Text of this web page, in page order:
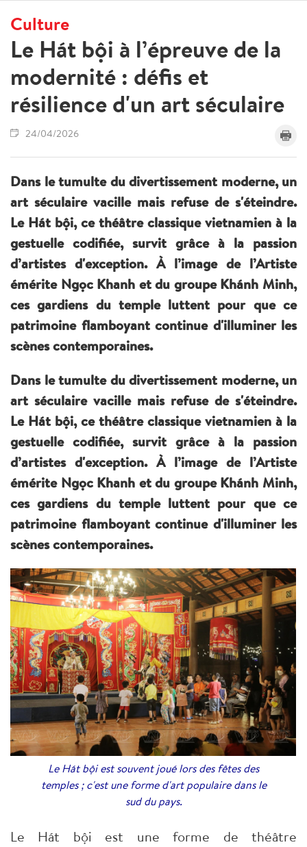
Culture
Le Hát bội à l’épreuve de la
modernité : défis et
résilience d'un art séculaire
24/04/2026
Dans le tumulte du divertissement moderne, un
art séculaire vacille mais refuse de s'éteindre.
Le Hát bội, ce théâtre classique vietnamien à la
gestuelle codifiée, survit grâce à la passion
d’artistes d'exception. À l’image de l’Artiste
émérite Ngọc Khanh et du groupe Khánh Minh,
ces gardiens du temple luttent pour que ce
patrimoine flamboyant continue d'illuminer les
scènes contemporaines.
Dans le tumulte du divertissement moderne, un
art séculaire vacille mais refuse de s'éteindre.
Le Hát bội, ce théâtre classique vietnamien à la
gestuelle codifiée, survit grâce à la passion
d’artistes d'exception. À l’image de l’Artiste
émérite Ngọc Khanh et du groupe Khánh Minh,
ces gardiens du temple luttent pour que ce
patrimoine flamboyant continue d'illuminer les
scènes contemporaines.
Le Hát bội est souvent joué lors des fêtes des
temples ; c'est une forme d'art populaire dans le
sud du pays.
Le Hát bội est une forme de théâtre